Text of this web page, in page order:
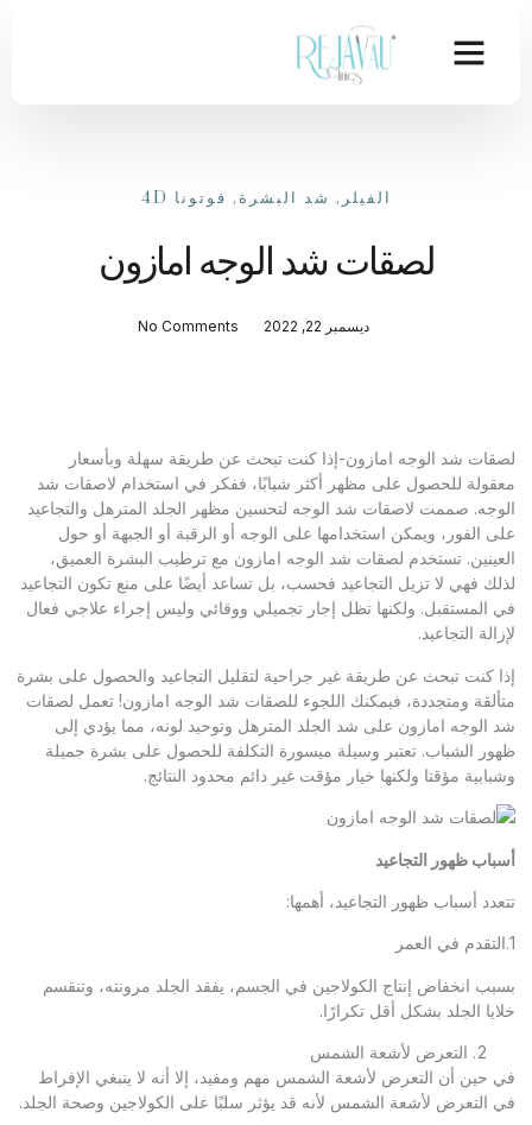
الفيلر , شد البشرة , فوتونا 4D
لصقات شد الوجه امازون
ديسمبر 22, 2022 No Comments
لصقات شد الوجه امازون-إذا كنت تبحث عن طريقة سهلة وبأسعار
معقولة للحصول على مظهر أكثر شبابًا، ففكر في استخدام لاصقات شد
الوجه. صممت لاصقات شد الوجه لتحسين مظهر الجلد المترهل والتجاعيد
على الفور، ويمكن استخدامها على الوجه أو الرقبة أو الجبهة أو حول
العينين. تستخدم لصقات شد الوجه امازون مع ترطيب البشرة العميق،
لذلك فهي لا تزيل التجاعيد فحسب، بل تساعد أيضًا على منع تكون التجاعيد
في المستقبل. ولكنها تظل إجار تجميلي ووقائي وليس إجراء علاجي فعال
لإزالة التجاعيد.
إذا كنت تبحث عن طريقة غير جراحية لتقليل التجاعيد والحصول على بشرة
متألقة ومتجددة، فيمكنك اللجوء للصقات شد الوجه امازون! تعمل لصقات
شد الوجه امازون على شد الجلد المترهل وتوحيد لونه، مما يؤدي إلى
ظهور الشباب. تعتبر وسيلة ميسورة التكلفة للحصول على بشرة جميلة
وشبابية مؤقتا ولكنها خيار مؤقت غير دائم محدود النتائج.
أسباب ظهور التجاعيد
تتعدد أسباب ظهور التجاعيد، أهمها:
1.التقدم في العمر
بسبب انخفاض إنتاج الكولاجين في الجسم، يفقد الجلد مرونته، وتنقسم
خلايا الجلد بشكل أقل تكرارًا.
التعرض لأشعة الشمس
في حين أن التعرض لأشعة الشمس مهم ومفيد، إلا أنه لا ينبغي الإفراط
في التعرض لأشعة الشمس لأنه قد يؤثر سلبًا على الكولاجين وصحة الجلد.